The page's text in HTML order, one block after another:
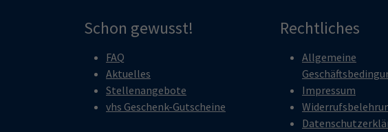
Schon gewusst!
FAQ
Aktuelles
Stellenangebote
vhs Geschenk-Gutscheine
Rechtliches
Allgemeine
Impressum